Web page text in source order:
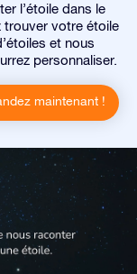
l’étoile dans le
trouver votre étoile
et nous
personnaliser.
maintenant !